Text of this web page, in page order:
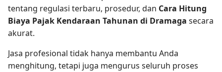
tentang regulasi terbaru, prosedur, dan Cara Hitung
Biaya Pajak Kendaraan Tahunan di Dramaga secara
akurat.
Jasa profesional tidak hanya membantu Anda
menghitung, tetapi juga mengurus seluruh proses